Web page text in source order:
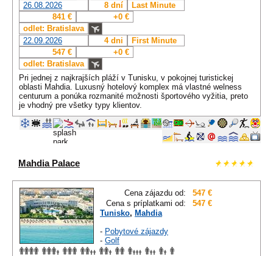
26.08.2026
8 dní
Last Minute
841 €
+0 €
odlet: Bratislava
22.09.2026
4 dni
First Minute
547 €
+0 €
odlet: Bratislava
Pri jednej z najkrajších pláží v Tunisku, v pokojnej turistickej
oblasti Mahdia. Luxusný hotelový komplex má vlastné welness
centurum a ponúka rozmanité možnosti športového vyžitia, preto
je vhodný pre všetky typy klientov.
Mahdia Palace
Cena zájazdu od:
547 €
Cena s príplatkami od:
547 €
Tunisko, Mahdia
- Pobytové zájazdy
- Golf